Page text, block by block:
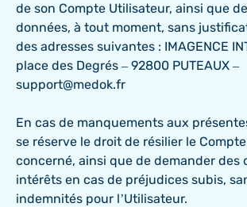
de son Compte Utilisateur, ainsi que
données, à tout moment, sans
des adresses suivantes : IMAGENCE
place des Degrés – 92800 PUTEAUX –
support@medok.fr
En cas de manquements aux
se réserve le droit de résilier le
concerné, ainsi que de demander des
intérêts en cas de préjudices subis,
indemnités pour l’Utilisateur.